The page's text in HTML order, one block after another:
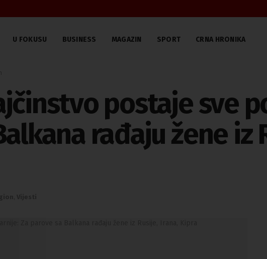
U FOKUSU BUSINESS MAGAZIN SPORT CRNA HRONIKA
postaje sve
rađaju žene iz